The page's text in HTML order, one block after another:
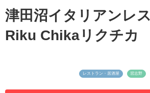
津田沼イタリアンレ
Riku Chikaリクチカ
レストラン・居酒屋 習志野